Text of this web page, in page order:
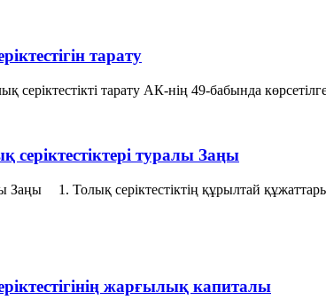
тарату
серіктестікті тарату АК-нің 49-бабында
туралы Заңы
Заңы 1. Толық серiктестiктiң құрылтай
жарғылық капиталы